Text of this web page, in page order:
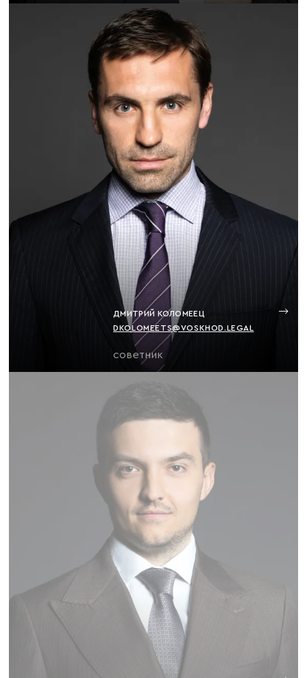
ДМИТРИЙ КОЛОМЕЕЦ
DKOLOMEETS@VOSKHOD.LEGAL
советник